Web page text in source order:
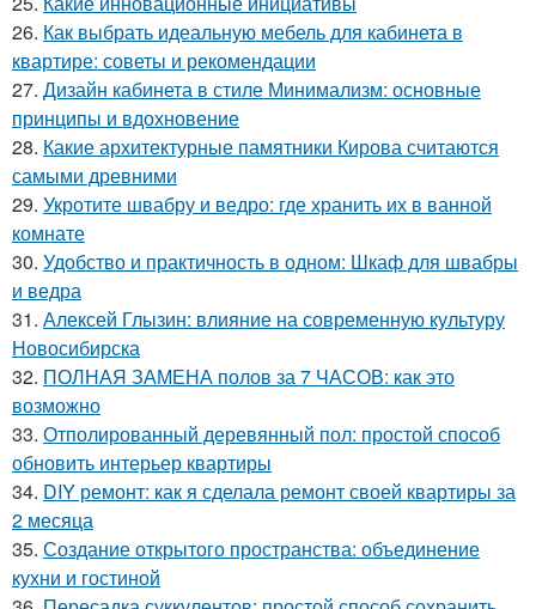
26. Как выбрать идеальную мебель для кабинета в
квартире: советы и рекомендации
27. Дизайн кабинета в стиле Минимализм: основные
принципы и вдохновение
28. Какие архитектурные памятники Кирова считаются
самыми древними
29. Укротите швабру и ведро: где хранить их в ванной
комнате
30. Удобство и практичность в одном: Шкаф для швабры
и ведра
31. Алексей Глызин: влияние на современную культуру
Новосибирска
32. ПОЛНАЯ ЗАМЕНА полов за 7 ЧАСОВ: как это
возможно
33. Отполированный деревянный пол: простой способ
обновить интерьер квартиры
34. DIY ремонт: как я сделала ремонт своей квартиры за
2 месяца
35. Создание открытого пространства: объединение
кухни и гостиной